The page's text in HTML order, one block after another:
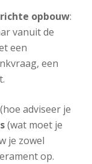
opbouw:
vanuit de
een
een
(hoe adviseer je
(wat moet je
je zowel
op.